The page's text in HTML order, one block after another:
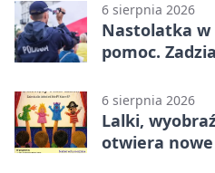
6 sierpnia 2026
Nastolatka w
pomoc.
6 sierpnia 2026
Lalki,
otwiera nowe